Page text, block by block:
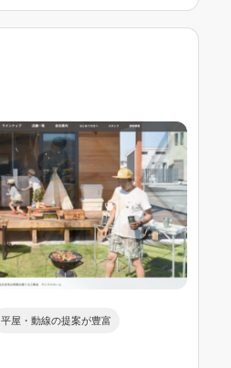
平屋・動線の提案が豊富